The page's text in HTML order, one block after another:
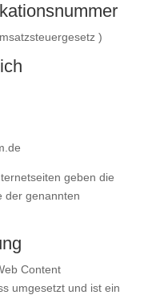
)
geben die
der genannten
Content
umgesetzt und ist ein